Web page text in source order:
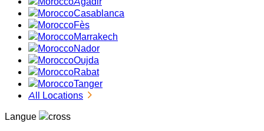
Casablanca
Fès
Marrakech
Nador
Oujda
Rabat
Tanger
All Locations
Langue